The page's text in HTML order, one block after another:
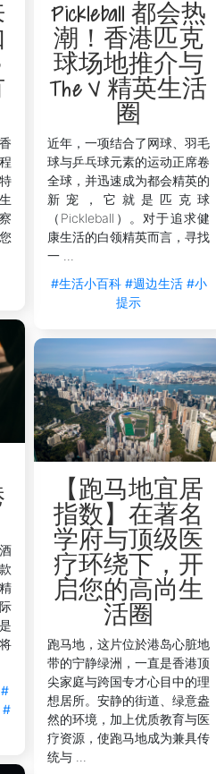
及消闲热点。商场云集近130
休闲娱乐都非常齐全，是家庭
Bay 2 步行约6分钟。
Bay 助您尽享都会精华
来多元购物与打卡体验，让
2 （香港铜锣湾道25号）服
」。我们提供24小时礼宾及
松查看最新潮流资讯，或计
城市探索更顺畅。此外，我们
，则让您无需担心购物战利品
时刻都值得期待，让您在铜锣
Pickleball 都会热
潮！香港匹克
球场地推介与
The V 精英生活
圈
近年，一项结合了网球、羽毛
球与乒乓球元素的运动正席卷
全球，并迅速成为都会精英的
新宠，它就是匹克球
（Pickleball）。对于追求健
康生活的白领精英而言，寻找
一 ...
#生活小百科 #週边生活 #小
提示
#
#
【跑马地宜居
指数】在著名
学府与顶级医
疗环绕下，开
启您的高尚生
活圈
跑马地，这片位於港岛心脏地
带的宁静绿洲，一直是香港顶
尖家庭与跨国专才心目中的理
想居所。安静的街道、绿意盎
然的环境，加上优质教育与医
疗资源，使跑马地成为兼具传
统与 ...